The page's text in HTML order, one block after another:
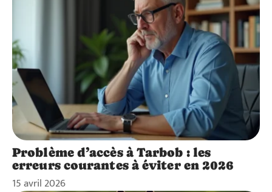
Problème d’accès à Tarbob : les
erreurs courantes à éviter en 2026
15 avril 2026